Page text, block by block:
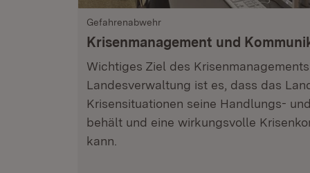
Gefahrenabwehr
Krisenmanagement und
Wichtiges Ziel des
Landesverwaltung ist es, dass das
Krisensituationen seine Handlungs-
behält und eine wirkungsvolle
kann.